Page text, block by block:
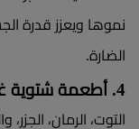
نموها ويعزز قدرة
الضارة.
4. أطعمة شتوية غنية بمضادات الأكسدة
التوت، الرمان،